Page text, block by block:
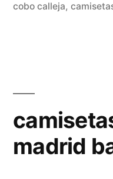
cobo calleja,
madrid